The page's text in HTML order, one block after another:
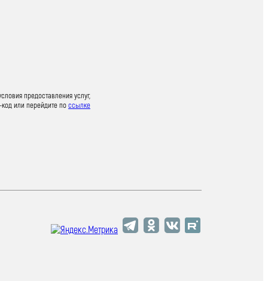
предоставления услуг,
код или перейдите поссылке